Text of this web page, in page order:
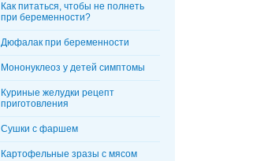
Как питаться, чтобы не полнеть
при беременности?
Дюфалак при беременности
Мононуклеоз у детей симптомы
Куриные желудки рецепт
приготовления
Сушки с фаршем
Картофельные зразы с мясом